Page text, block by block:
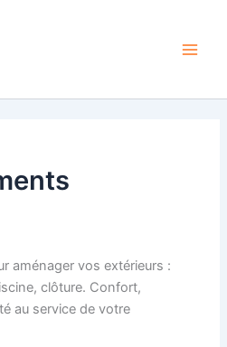
aménager vos extérieurs :
clôture. Confort,
au service de votre